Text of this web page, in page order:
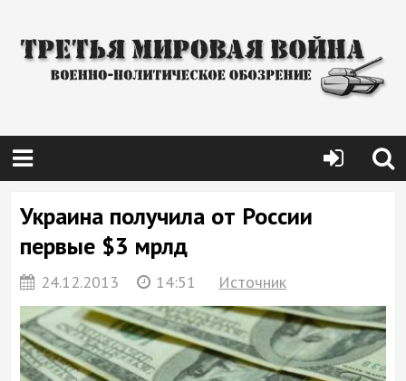
Украина получила от России
первые $3 мрлд
24.12.2013 14:51 Источник